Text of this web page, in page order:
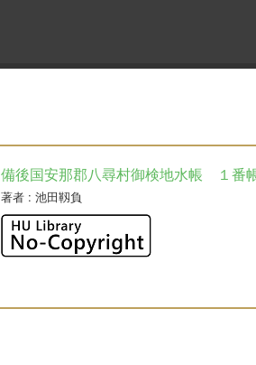
備後国安那郡八尋村御検地水帳 １番
著者: 池田靱負